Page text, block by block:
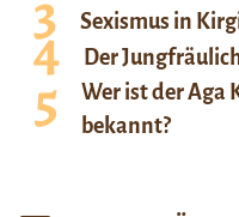
Sexismus in
Der
Wer ist der Aga
bekannt?